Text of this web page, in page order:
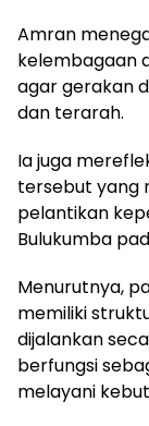
Amran
kelembagaan
agar gerakan
dan terarah.
Ia juga
tersebut yang
pelantikan
Bulukumba
Menurutnya,
memiliki
dijalankan
berfungsi
melayani